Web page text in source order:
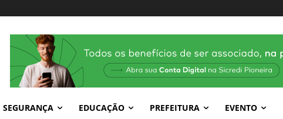
SEGURANÇA EDUCAÇÃO PREFEITURA EVENTO